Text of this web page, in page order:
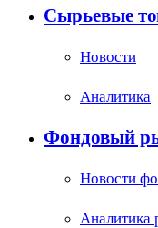
Сырьевые
Новости
Аналитика
Фондовый
Новости
Аналитика